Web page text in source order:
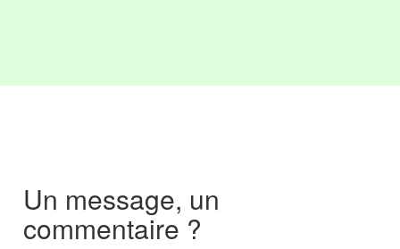
Un message, un
commentaire ?